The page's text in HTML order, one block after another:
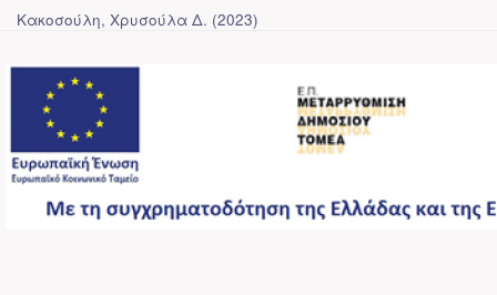
Κακοσούλη, Χρυσούλα Δ. (2023)